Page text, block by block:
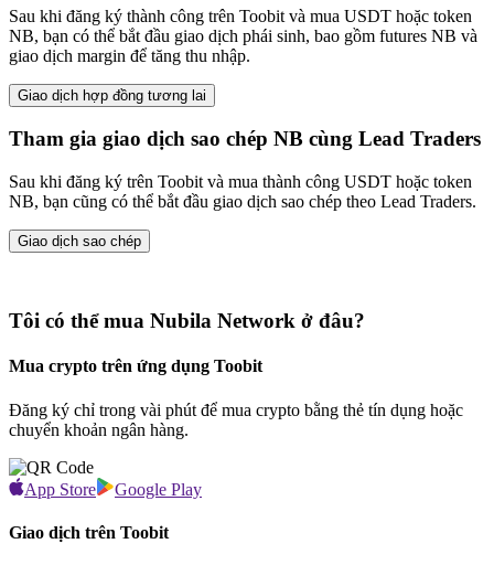
Sau khi đăng ký thành công trên Toobit và mua USDT hoặc token
NB, bạn có thể bắt đầu giao dịch phái sinh, bao gồm futures NB và
giao dịch margin để tăng thu nhập.
Giao dịch hợp đồng tương lai
Tham gia giao dịch sao chép NB cùng Lead Traders
Sau khi đăng ký trên Toobit và mua thành công USDT hoặc token
NB, bạn cũng có thể bắt đầu giao dịch sao chép theo Lead Traders.
Giao dịch sao chép
Tôi có thể mua Nubila Network ở đâu?
Mua crypto trên ứng dụng Toobit
Đăng ký chỉ trong vài phút để mua crypto bằng thẻ tín dụng hoặc
chuyển khoản ngân hàng.
App Store Google Play
Giao dịch trên Toobit